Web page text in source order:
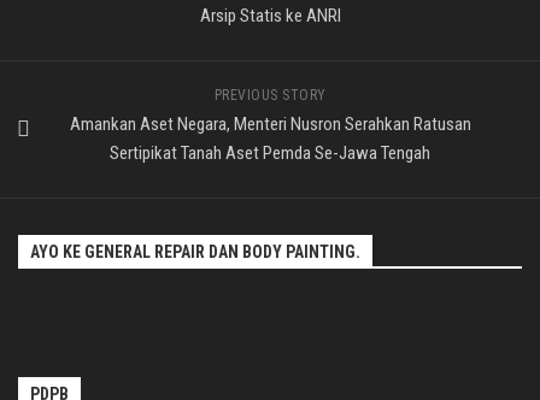
Arsip Statis ke ANRI
PREVIOUS STORY
Amankan Aset Negara, Menteri Nusron Serahkan Ratusan
Sertipikat Tanah Aset Pemda Se-Jawa Tengah
AYO KE GENERAL REPAIR DAN BODY PAINTING.
PDPB